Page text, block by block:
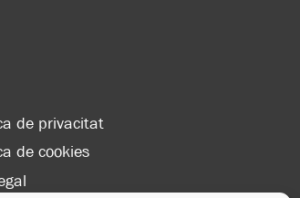
de privacitat
de cookies